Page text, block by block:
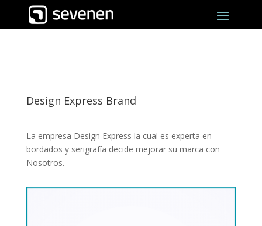
Design Express Brand
La empresa Design Express la cual es experta en
bordados y serigrafía decide mejorar su marca con
Nosotros.